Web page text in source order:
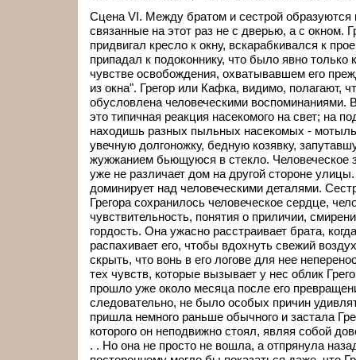
Сцена VI. Между братом и сестрой образуются
связанные на этот раз не с дверью, а с окном.
придвигал кресло к окну, вскарабкивался к
припадал к подоконнику, что было явно только
чувстве освобождения, охватывавшем его
из окна". Грегор или Кафка, видимо, полагают,
обусловлена человеческими воспоминаниями.
это типичная реакция насекомого на свет; на
находишь разных пыльных насекомых -
увечную долгоножку, бедную козявку,
жужжанием бьющуюся в стекло. Человеческое
уже не различает дом на другой стороне
доминирует над человеческими деталями.
Грегора сохранилось человеческое сердце,
чувствительность, понятия о приличии,
гордость. Она ужасно расстраивает брата,
распахивает его, чтобы вдохнуть свежий
скрыть, что вонь в его логове для нее
тех чувств, которые вызывает у нес облик
прошло уже около месяца после его
следовательно, не было особых причин
пришла немного раньше обычного и застала
которого он неподвижно стоял, являя собой
. . Но она не просто не вошла, а отпрянула